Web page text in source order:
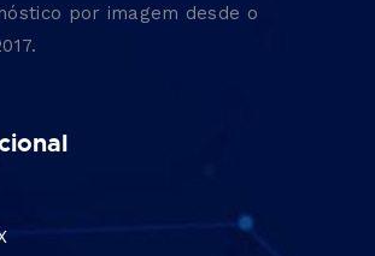
por imagem desde o